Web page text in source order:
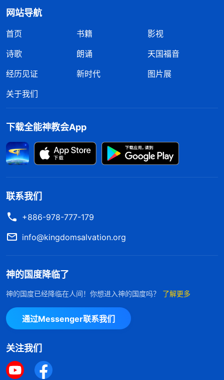
网站导航
首页 书籍
影视
诗歌
朗诵
天国福音
经历见证
新时代
图片展
关于我们
下载全能神教会App
联系我们
+886-978-777-179
info@kingdomsalvation.org
神的国度降临了
神的国度已经降临在人间！你想进入神的国度吗？ 了解更多
通过Messenger联系我们
关注我们